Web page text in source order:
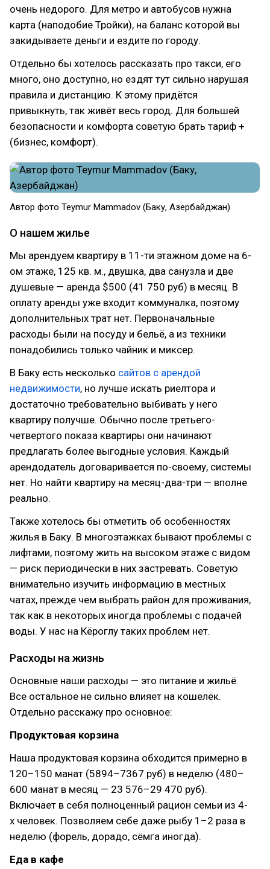
очень недорого. Для метро и автобусов нужна
карта (наподобие Тройки), на баланс которой вы
закидываете деньги и ездите по городу.
Отдельно бы хотелось рассказать про такси, его
много, оно доступно, но ездят тут сильно нарушая
правила и дистанцию. К этому придётся
привыкнуть, так живёт весь город. Для большей
безопасности и комфорта советую брать тариф +
(бизнес, комфорт).
Автор фото Teymur Mammadov (Баку, Азербайджан)
О нашем жилье
Мы арендуем квартиру в 11-ти этажном доме на 6-
ом этаже, 125 кв. м., двушка, два санузла и две
душевые — аренда $500 (41 750 руб) в месяц. В
оплату аренды уже входит коммуналка, поэтому
дополнительных трат нет. Первоначальные
расходы были на посуду и бельё, а из техники
понадобились только чайник и миксер.
В Баку есть несколько сайтов с арендой
недвижимости, но лучше искать риелтора и
достаточно требовательно выбивать у него
квартиру получше. Обычно после третьего-
четвертого показа квартиры они начинают
предлагать более выгодные условия. Каждый
арендодатель договаривается по-своему, системы
нет. Но найти квартиру на месяц-два-три — вполне
реально.
Также хотелось бы отметить об особенностях
жилья в Баку. В многоэтажках бывают проблемы с
лифтами, поэтому жить на высоком этаже с видом
— риск периодически в них застревать. Советую
внимательно изучить информацию в местных
чатах, прежде чем выбрать район для проживания,
так как в некоторых иногда проблемы с подачей
воды. У нас на Кёроглу таких проблем нет.
Расходы на жизнь
Основные наши расходы — это питание и жильё.
Все остальное не сильно влияет на кошелёк.
Отдельно расскажу про основное:
Продуктовая корзина
Наша продуктовая корзина обходится примерно в
120–150 манат (5894–7367 руб) в неделю (480–
600 манат в месяц — 23 576–29 470 руб).
Включает в себя полноценный рацион семьи из 4-
х человек. Позволяем себе даже рыбу 1–2 раза в
неделю (форель, дорадо, сёмга иногда).
Еда в кафе